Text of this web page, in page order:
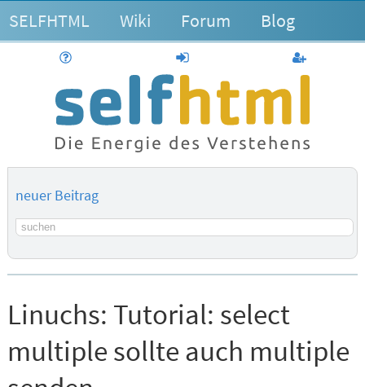
SELFHTML Wiki Forum Blog
anmelden
neuer Beitrag
Suchbegriff
Linuchs: Tutorial: select
multiple sollte auch multiple